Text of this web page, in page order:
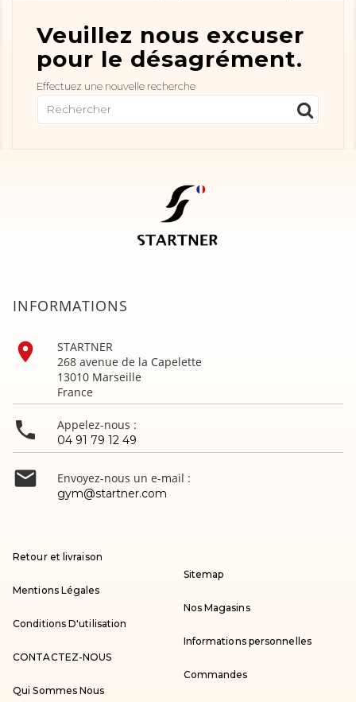
Veuillez nous excuser
pour le désagrément.
Effectuez une nouvelle recherche
INFORMATIONS

STARTNER
268 avenue de la Capelette
13010 Marseille
France
 Appelez-nous :
04 91 79 12 49
 Envoyez-nous un e-mail :
gym@startner.com
Retour et livraison
Mentions Légales
Conditions D'utilisation
CONTACTEZ-NOUS
Qui Sommes Nous
Sitemap
Nos Magasins
Informations personnelles
Commandes